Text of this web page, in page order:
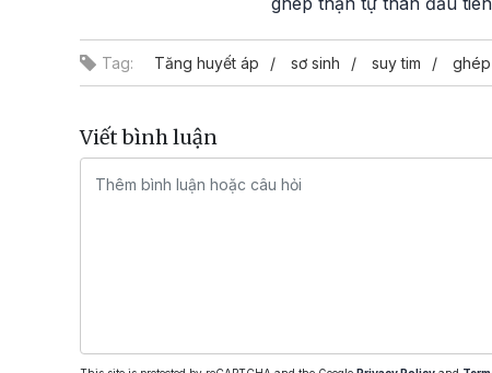
Tag: Tăng huyết áp sơ sinh suy tim
Viết bình luận